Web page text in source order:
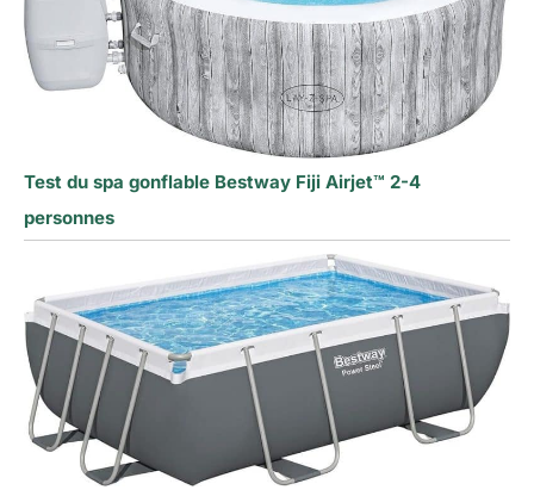
Test du spa gonflable Bestway Fiji Airjet™ 2-4
personnes